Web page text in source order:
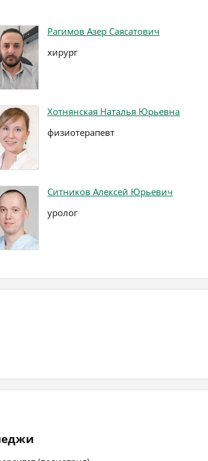
Рагимов Азер Саясатович
хирург
Хотнянская Наталья Юрьевна
физиотерапевт
Ситников Алексей Юрьевич
уролог